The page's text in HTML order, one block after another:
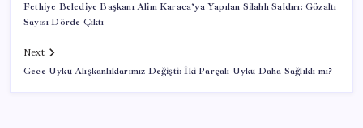
Fethiye Belediye Başkanı Alim Karaca’ya Yapılan Silahlı Saldırı: Gözaltı
Sayısı Dörde Çıktı
Next
Gece Uyku Alışkanlıklarımız Değişti: İki Parçalı Uyku Daha Sağlıklı mı?